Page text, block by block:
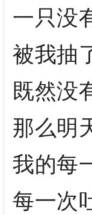
一只没
被我抽
既然没
那么明
我的每
每一次